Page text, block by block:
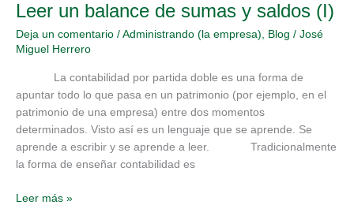
Leer un balance de sumas y saldos (I)
Deja un comentario / Administrando (la empresa) Blog / José
Miguel Herrero
La contabilidad por partida doble es una forma de
apuntar todo lo que pasa en un patrimonio (por ejemplo, en el
patrimonio de una empresa) entre dos momentos
determinados. Visto así es un lenguaje que se aprende. Se
aprende a escribir y se aprende a leer. Tradicionalmente
la forma de enseñar contabilidad es
balance
sumas
(I)
Leer más »